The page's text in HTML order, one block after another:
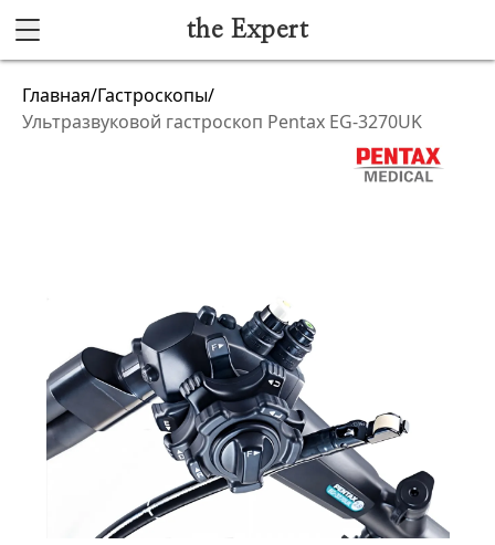
the Expert
Акушерство и гинекология
Ультразвуковая диагностика
Офтальмологическое оборудование
Хирургическое оборудование
Функциональная диагностика
Эндоваскулярные технологии
Главная/Гастроскопы/
Ультразвуковой гастроскоп Pentax EG-3270UK